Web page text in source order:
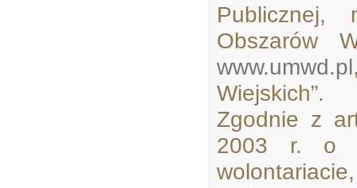
Publicznej,
Obszarów
www.umwd.pl
Wiejskich”.
Zgodnie z
2003 r. o